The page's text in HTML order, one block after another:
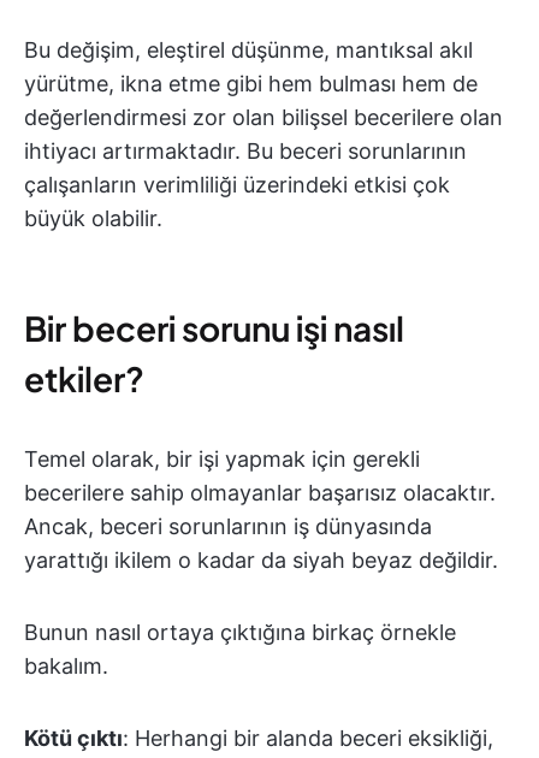
Bu değişim, eleştirel düşünme, mantıksal akıl
yürütme, ikna etme gibi hem bulması hem de
değerlendirmesi zor olan bilişsel becerilere olan
ihtiyacı artırmaktadır. Bu beceri sorunlarının
çalışanların verimliliği üzerindeki etkisi çok
büyük olabilir.
Bir beceri sorunu işi nasıl
etkiler?
Temel olarak, bir işi yapmak için gerekli
becerilere sahip olmayanlar başarısız olacaktır.
Ancak, beceri sorunlarının iş dünyasında
yarattığı ikilem o kadar da siyah beyaz değildir.
Bunun nasıl ortaya çıktığına birkaç örnekle
bakalım.
Kötü çıktı: Herhangi bir alanda beceri eksikliği,